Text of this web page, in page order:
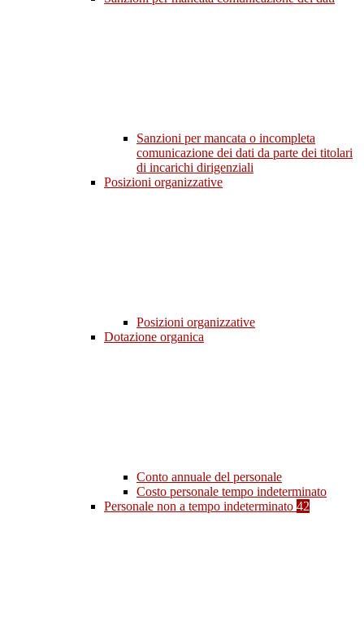
Sanzioni per mancata o incompleta
comunicazione dei dati da parte dei titolari
di incarichi dirigenziali
Posizioni organizzative
Posizioni organizzative
Dotazione organica
Conto annuale del personale
Costo personale tempo indeterminato
Personale non a tempo indeterminato 42